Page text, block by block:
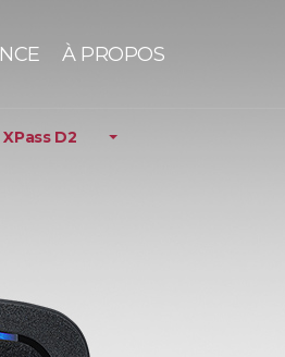
À PROPOS
XPass D2